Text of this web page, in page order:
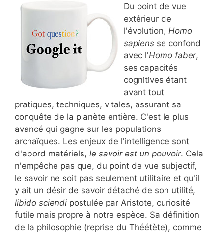
Du point de vue
extérieur de
l'évolution, Homo
sapiens se confond
avec l'Homo faber,
ses capacités
cognitives étant
avant tout
pratiques, techniques, vitales, assurant sa
conquête de la planète entière. C'est le plus
avancé qui gagne sur les populations
archaïques. Les enjeux de l'intelligence sont
d'abord matériels, le savoir est un pouvoir. Cela
n'empêche pas que, du point de vue subjectif,
le savoir ne soit pas seulement utilitaire et qu'il
y ait un désir de savoir détaché de son utilité,
libido sciendi postulée par Aristote, curiosité
futile mais propre à notre espèce. Sa définition
de la philosophie (reprise du Théétète), comme